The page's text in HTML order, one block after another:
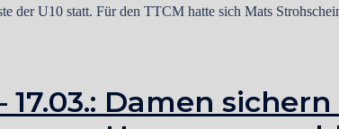
der U10 statt. Für den TTCM hatte sich Mats
17.03.: Damen